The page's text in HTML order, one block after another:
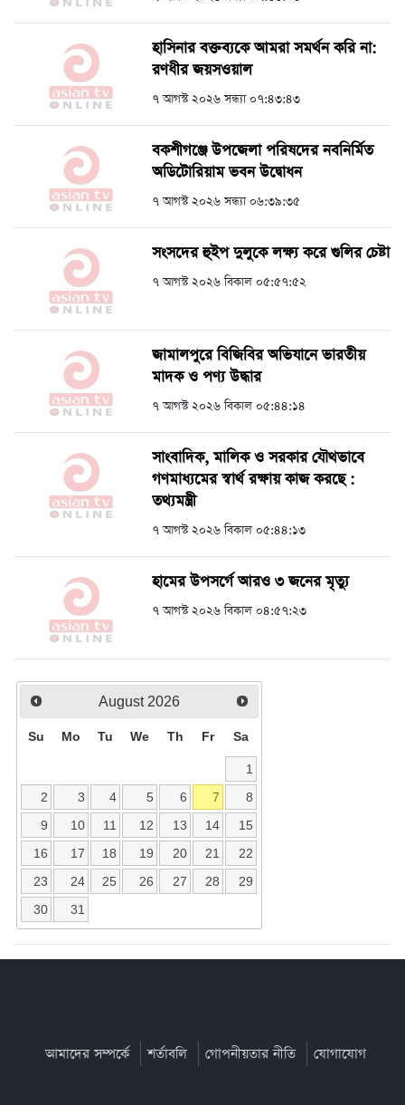
হাসিনার বক্তব্যকে আমরা সমর্থন করি না:
রণধীর জয়সওয়াল
৭ আগস্ট ২০২৬ সন্ধ্যা ০৭:৪৩:৪৩
বকশীগঞ্জে উপজেলা পরিষদের নবনির্মিত
অডিটোরিয়াম ভবন উদ্বোধন
৭ আগস্ট ২০২৬ সন্ধ্যা ০৬:৩৯:৩৫
সংসদের হুইপ দুলুকে লক্ষ্য করে গুলির চেষ্টা
৭ আগস্ট ২০২৬ বিকাল ০৫:৫৭:৫২
জামালপুরে বিজিবির অভিযানে ভারতীয়
মাদক ও পণ্য উদ্ধার
৭ আগস্ট ২০২৬ বিকাল ০৫:৪৪:১৪
সাংবাদিক, মালিক ও সরকার যৌথভাবে
গণমাধ্যমের স্বার্থ রক্ষায় কাজ করছে :
তথ্যমন্ত্রী
৭ আগস্ট ২০২৬ বিকাল ০৫:৪৪:১৩
হামের উপসর্গে আরও ৩ জনের মৃত্যু
৭ আগস্ট ২০২৬ বিকাল ০৪:৫৭:২৩
August 2026
Su Mo Tu We Th Fr Sa
1
2
3 4 5 6 7
8
9
10 11 12 13 14
15
16
17 18 19 20 21
22
23
24 25 26 27 28
29
30
31
আমাদের সম্পর্কে শর্তাবলি গোপনীয়তার নীতি যোগাযোগ